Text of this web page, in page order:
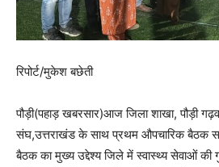
रिपोर्ट/मुकेश बछेती
पौड़ी(पहाड़ खबरसार)आज जिला शाखा, पौड़ी
संघ,उत्तराखंड के साथ प्रथम औपचारिक बैठक
बैठक का मुख्य उद्देश्य जिले में स्वास्थ्य सेवाओं की